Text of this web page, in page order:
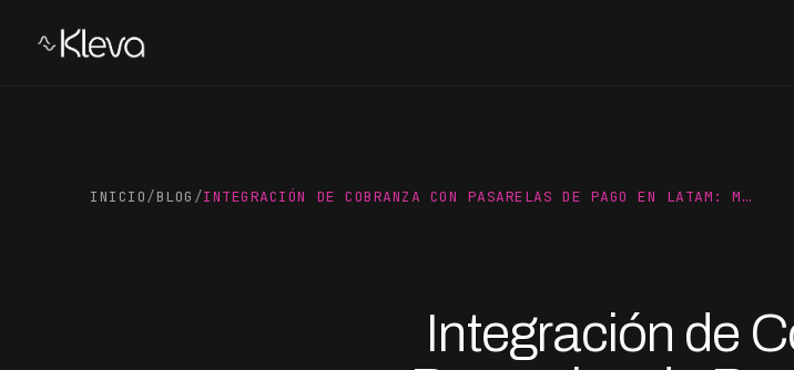
INICIO/BLOG /INTEGRACIÓN DE COBRANZA CON PASARELAS DE PAGO EN LATAM: M…
Integración de